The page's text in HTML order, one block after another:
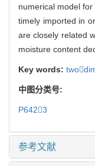
numerical model
timely imported in
are closely related
moisture content
Key words:
中图分类号:
P6423
参考文献